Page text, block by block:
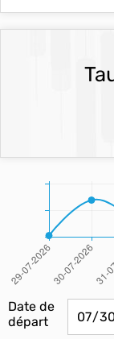
Date de
départ